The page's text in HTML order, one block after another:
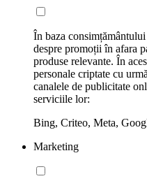
În baza
despre promoții în afara
produse relevante. În
personale criptate cu
canalele de publicitate
serviciile lor:
Bing, Criteo, Meta,
Marketing